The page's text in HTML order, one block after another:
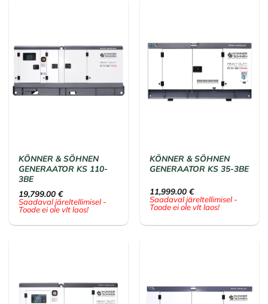
KÖNNER & SÖHNEN
GENERAATOR KS 110-
3BE
19,799.00€
Saadaval järeltellimisel -
Toode ei ole vlt laos!
KÖNNER & SÖHNEN
GENERAATOR KS 35-3BE
11,999.00€
Saadaval järeltellimisel -
Toode ei ole vlt laos!